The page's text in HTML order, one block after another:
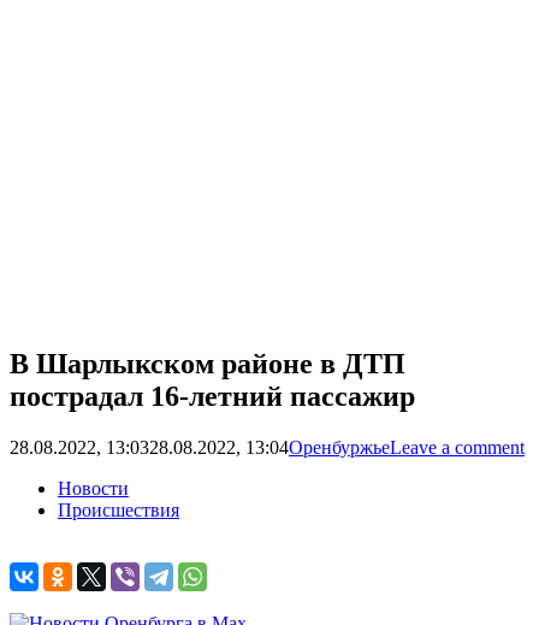
В Шарлыкском районе в ДТП
пострадал 16-летний пассажир
28.08.2022, 13:0328.08.2022, 13:04ОренбуржьеLeave a comment
Новости
Происшествия